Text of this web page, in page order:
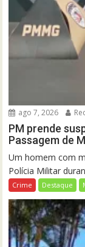
ago 7, 2026
PM prende
Passagem de
Um homem com
Polícia Militar
Crime Destaque